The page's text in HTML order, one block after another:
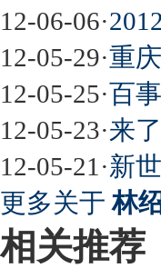
12-06-06·
12-05-29·重
12-05-25·百
12-05-23·来
12-05-21 ·新
更多关于林
相关推荐